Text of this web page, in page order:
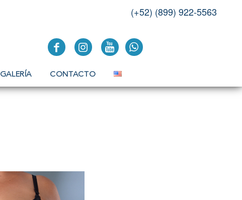
(+52) (899) 922-5563
GALERÍA CONTACTO